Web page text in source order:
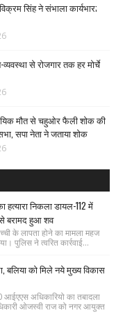
सिंह ने संभाला कार्यभार;
से रोजगार तक हर मोर्चे
मौत से चहुओर फैली शोक की
सपा नेता ने जताया शोक
हत्यारा निकला डायल-112 में
से बरामद हुआ शव
के लापता होने का मामला महज
पुलिस ने त्वरित कार्रवाई...
बलिया को मिले नये मुख्य विकास
अधिकारियो का तबादला
ओजस्वी राज को नगर आयुक्त